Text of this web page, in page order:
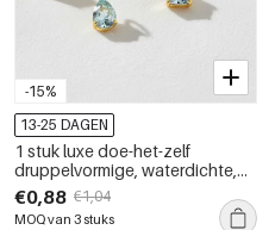
-15%
13-25 DAGEN
1 stuk luxe doe-het-zelf
druppelvormige, waterdichte,
goudkleurige roestvrijstalen
dameshanger
€0,88 €1,04
MOQ van 3 stuks